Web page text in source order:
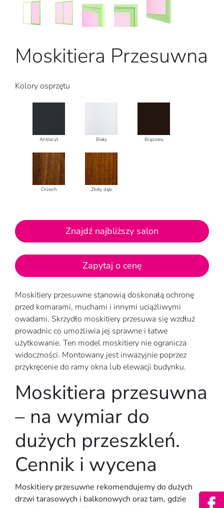
Moskitiera Przesuwna
Kolory osprzętu
Antracyt Biały Brązowy
Orzech Złoty dąb
Znajdź najbliższy salon
Zapytaj o cenę
Moskitiery przesuwne stanowią doskonałą ochronę
przed komarami, muchami i innymi uciążliwymi
owadami. Skrzydło moskitiery przesuwa się wzdłuż
prowadnic co umożliwia jej sprawne i łatwe
użytkowanie. Ten model moskitiery nie ogranicza
widoczności. Montowany jest inwazyjnie poprzez
przykręcenie do ramy okna lub elewacji budynku.
Moskitiera przesuwna
– na wymiar do
dużych przeszkleń.
Cennik i wycena
Moskitiery przesuwne rekomendujemy do dużych
drzwi tarasowych i balkonowych oraz tam, gdzie